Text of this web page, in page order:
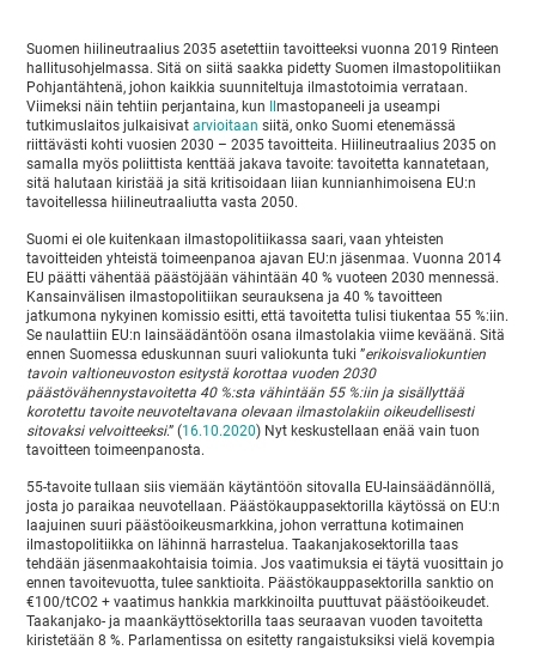
Suomen hiilineutraalius 2035 asetettiin tavoitteeksi vuonna 2019 Rinteen
hallitusohjelmassa. Sitä on siitä saakka pidetty Suomen ilmastopolitiikan
Pohjantähtenä, johon kaikkia suunniteltuja ilmastotoimia verrataan.
Viimeksi näin tehtiin perjantaina, kun
Ilmastopaneeli ja useampi
tutkimuslaitos julkaisivatarvioitaan siitä, onko Suomi etenemässä
riittävästi kohti vuosien 2030 – 2035 tavoitteita. Hiilineutraalius 2035 on
samalla myös poliittista kenttää jakava tavoite: tavoitetta kannatetaan,
sitä halutaan kiristää ja sitä kritisoidaan liian kunnianhimoisena EU:n
tavoitellessa hiilineutraaliutta vasta 2050.
Suomi ei ole kuitenkaan ilmastopolitiikassa saari, vaan yhteisten
tavoitteiden yhteistä toimeenpanoa ajavan EU:n jäsenmaa. Vuonna 2014
EU päätti vähentää päästöjään vähintään 40 % vuoteen 2030 mennessä.
Kansainvälisen ilmastopolitiikan seurauksena ja 40 % tavoitteen
jatkumona nykyinen komissio esitti, että tavoitetta tulisi tiukentaa 55 %:iin.
Se naulattiin EU:n lainsäädäntöön osana ilmastolakia viime keväänä. Sitä
ennen Suomessa eduskunnan suuri valiokunta tuki ”erikoisvaliokuntien
tavoin valtioneuvoston esitystä korottaa vuoden 2030
päästövähennystavoitetta 40 %:sta vähintään 55 %:iin ja sisällyttää
korotettu tavoite neuvoteltavana olevaan ilmastolakiin oikeudellisesti
sitovaksi velvoitteeksi.” (16.10.2020) Nyt keskustellaan enää vain tuon
tavoitteen toimeenpanosta.
55-tavoite tullaan siis viemään käytäntöön sitovalla EU-lainsäädännöllä,
josta jo paraikaa neuvotellaan. Päästökauppasektorilla käytössä on EU:n
laajuinen suuri päästöoikeusmarkkina, johon verrattuna kotimainen
ilmastopolitiikka on lähinnä harrastelua. Taakanjakosektorilla taas
tehdään jäsenmaakohtaisia toimia. Jos vaatimuksia ei täytä vuosittain jo
ennen tavoitevuotta, tulee sanktioita. Päästökauppasektorilla sanktio on
€100/tCO2 + vaatimus hankkia markkinoilta puuttuvat päästöoikeudet.
Taakanjako- ja maankäyttösektorilla taas seuraavan vuoden tavoitetta
kiristetään 8 %. Parlamentissa on esitetty rangaistuksiksi vielä kovempia